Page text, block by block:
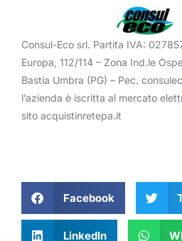
Consul-Eco srl. Partita IVA:
Europa, 112/114 – Zona Ind.le
Bastia Umbra (PG) – Pec.
l’azienda è iscritta al mercato
sito acquistinretepa.it
Facebook
LinkedIn